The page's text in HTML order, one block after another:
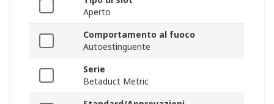
Aperto
Comportamento al fuoco
Autoestinguente
Serie
Betaduct Metric